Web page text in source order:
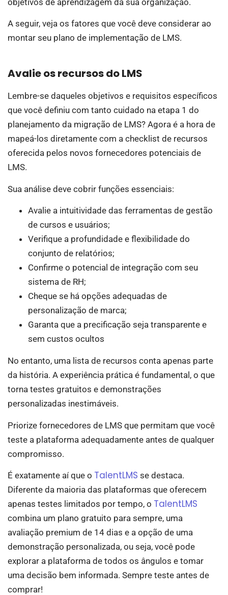
A seguir, veja os fatores que você deve considerar ao
montar seu plano de implementação de LMS.
Avalie os recursos do LMS
Lembre-se daqueles objetivos e requisitos específicos
que você definiu com tanto cuidado na etapa 1 do
planejamento da migração de LMS? Agora é a hora de
mapeá-los diretamente com a checklist de recursos
oferecida pelos novos fornecedores potenciais de
LMS.
Sua análise deve cobrir funções essenciais:
Avalie a intuitividade das ferramentas de gestão
de cursos e usuários;
Verifique a profundidade e flexibilidade do
conjunto de relatórios;
Confirme o potencial de integração com seu
sistema de RH;
Cheque se há opções adequadas de
personalização de marca;
Garanta que a precificação seja transparente e
sem custos ocultos
No entanto, uma lista de recursos conta apenas parte
da história. A experiência prática é fundamental, o que
torna testes gratuitos e demonstrações
personalizadas inestimáveis.
Priorize fornecedores de LMS que permitam que você
teste a plataforma adequadamente antes de qualquer
compromisso.
É exatamente aí que o TalentLMS se destaca.
Diferente da maioria das plataformas que oferecem
apenas testes limitados por tempo, o TalentLMS
combina um plano gratuito para sempre, uma
avaliação premium de 14 dias e a opção de uma
demonstração personalizada, ou seja, você pode
explorar a plataforma de todos os ângulos e tomar
uma decisão bem informada. Sempre teste antes de
comprar!